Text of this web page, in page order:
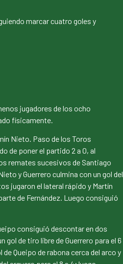
marcar cuatro goles y
jugadores de los ocho
físicamente.
Nieto. Paso de los Toros
de poner el partido 2 a 0, al
remates sucesivos de Santiago
y Guerrero culmina con un gol del
jugaron el lateral rápido y Martín
de Fernández. Luego consiguió
consiguió descontar en dos
de tiro libre de Guerrero para el 6
Queipo de rabona cerca del arco y